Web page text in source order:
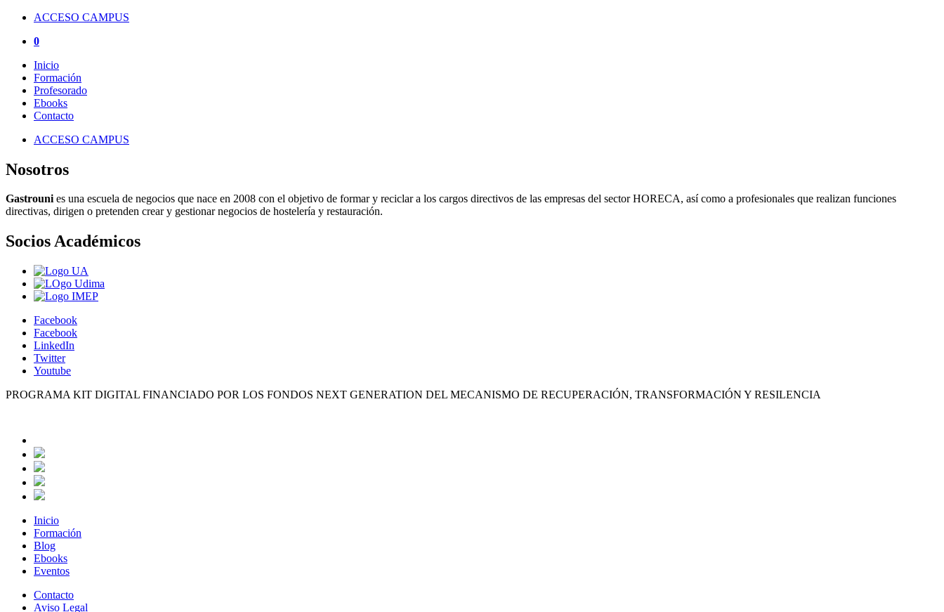
ACCESO CAMPUS
0
Inicio
Formación
Profesorado
Ebooks
Contacto
ACCESO CAMPUS
Nosotros
Gastrounies una escuela de negocios que nace en 2008 con el objetivo de formar y reciclar a los cargos directivos de las empresas del sector HORECA, así como a profesionales que realizan funciones
directivas, dirigen o pretenden crear y gestionar negocios de hostelería y restauración.
Socios Académicos
Facebook
Facebook
LinkedIn
Twitter
Youtube
PROGRAMA KIT DIGITAL FINANCIADO POR LOS FONDOS NEXT GENERATION DEL MECANISMO DE RECUPERACIÓN, TRANSFORMACIÓN Y RESILENCIA
Inicio
Formación
Blog
Ebooks
Eventos
Contacto
Aviso Legal